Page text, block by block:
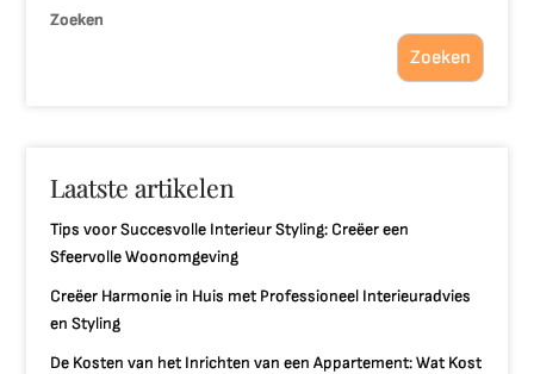
Zoeken
Zoeken
Laatste artikelen
Tips voor Succesvolle Interieur Styling: Creëer een
Sfeervolle Woonomgeving
Creëer Harmonie in Huis met Professioneel Interieuradvies
en Styling
De Kosten van het Inrichten van een Appartement: Wat Kost